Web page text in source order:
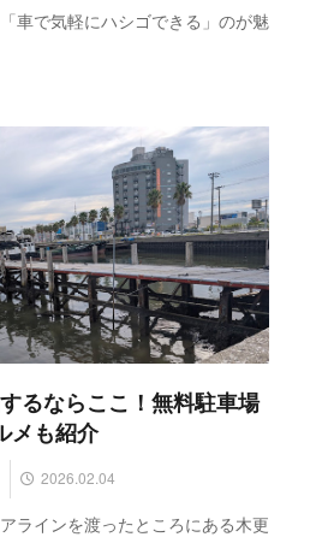
車で気軽にハシゴできる」のが魅
るならここ！無料駐車場
メも紹介
2026.02.04
ラインを渡ったところにある木更